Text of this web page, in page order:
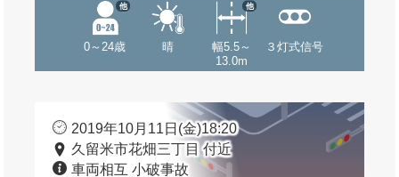
0～24歳
他
晴
幅5.5～
13.0m
他
３灯式信号
2019年10月11日(金)18:20
久留米市花畑三丁目 付近
車両相互 小破事故